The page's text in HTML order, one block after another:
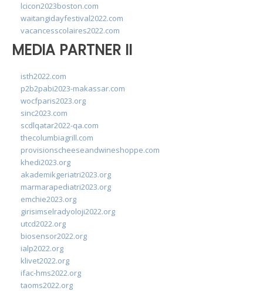
lcicon2023boston.com
waitangidayfestival2022.com
vacancesscolaires2022.com
MEDIA PARTNER II
isth2022.com
p2b2pabi2023-makassar.com
wocfparis2023.org
sinc2023.com
scdlqatar2022-qa.com
thecolumbiagrill.com
provisionscheeseandwineshoppe.com
khedi2023.org
akademikgeriatri2023.org
marmarapediatri2023.org
emchie2023.org
girisimselradyoloji2022.org
utcd2022.org
biosensor2022.org
ialp2022.org
klivet2022.org
ifac-hms2022.org
taoms2022.org